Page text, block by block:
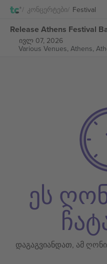
Კონცერტები Festival
Release Athens Festival
ივლ 07, 2026
Various Venues, Athens,
ეს
დაგაგვიანდათ, ამ